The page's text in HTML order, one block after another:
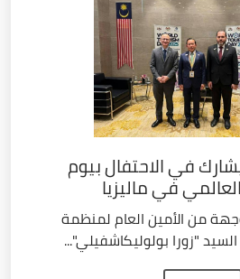
في الاحتفال بيوم
في ماليزيا
من الأمين العام لمنظمة
"زورا بولوليكاشفيلي"...